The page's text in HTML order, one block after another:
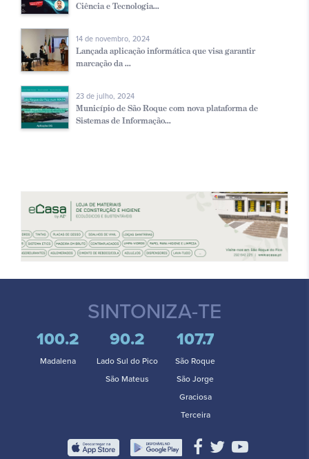
Ciência e Tecnologia...
14 de novembro, 2024
Lançada aplicação informática que visa garantir
marcação da ...
23 de julho, 2024
Município de São Roque com nova plataforma de
Sistemas de Informação...
SINTONIZA-TE
100.2
Madalena
90.2
Lado Sul do Pico
São Mateus
107.7
São Roque
São Jorge
Graciosa
Terceira